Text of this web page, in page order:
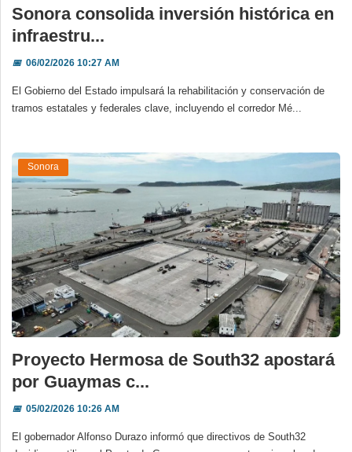
Sonora consolida inversión histórica en
infraestru...
📅06/02/2026 10:27 AM
El Gobierno del Estado impulsará la rehabilitación y conservación de
tramos estatales y federales clave, incluyendo el corredor Mé...
Sonora
Proyecto Hermosa de South32 apostará
por Guaymas c...
📅05/02/2026 10:26 AM
El gobernador Alfonso Durazo informó que directivos de South32